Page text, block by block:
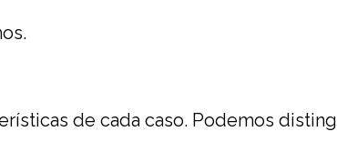
de cada caso. Podemos